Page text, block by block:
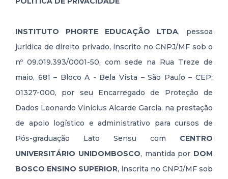
(11) 4000-1662
INSTITUTO PHORTE EDUCAÇÃO LTDA, pessoa
jurídica de direito privado, inscrito no CNPJ/MF sob o
nº 09.019.393/0001-50, com sede na Rua Treze de
maio, 681 – Bloco A - Bela Vista – São Paulo – CEP:
01327-000, por seu Encarregado de Proteção de
Dados Leonardo Vinicius Alcarde Garcia, na prestação
de apoio logístico e administrativo para cursos de
Pós-graduação Lato Sensu com CENTRO
UNIVERSITÁRIO UNIDOMBOSCO, mantida por DOM
BOSCO ENSINO SUPERIOR, inscrita no CNPJ/MF sob